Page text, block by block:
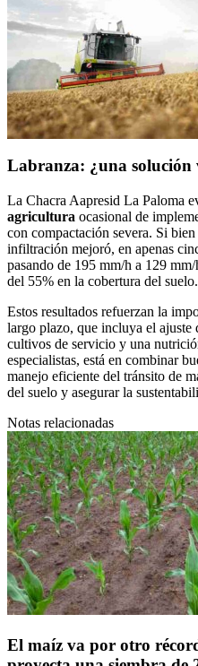
Labranza: ¿una solución
La Chacra Aapresid La Paloma
agricultura ocasional de
con compactación severa. Si
infiltración mejoró, en apenas
pasando de 195 mm/h a 129
del 55% en la cobertura del suelo.
Estos resultados refuerzan la
largo plazo, que incluya el
cultivos de servicio y una
especialistas, está en combinar
manejo eficiente del tránsito de
del suelo y asegurar la
Notas relacionadas
El maíz va por otro